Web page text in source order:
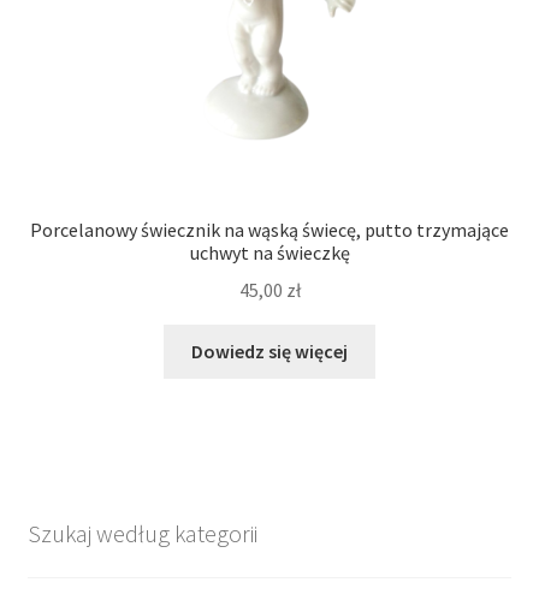
Porcelanowy świecznik na wąską świecę, putto trzymające
uchwyt na świeczkę
45,00 zł
Dowiedz się więcej
Szukaj według kategorii